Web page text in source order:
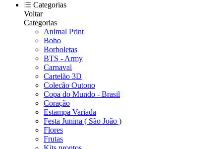
Categorias
Voltar
Categorias
Animal Print
Boho
Borboletas
BTS - Army
Carnaval
Cartelão 3D
Colecão Outono
Copa do Mundo - Brasil
Coração
Estampa Variada
Festa Junina ( São João )
Flores
Frutas